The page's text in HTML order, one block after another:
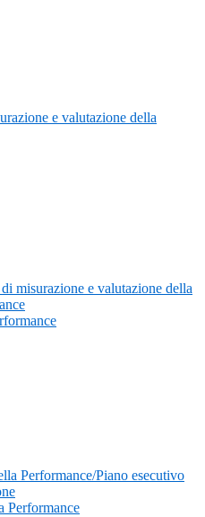
e valutazione della
di misurazione e valutazione della
Performance/Piano esecutivo
Performance